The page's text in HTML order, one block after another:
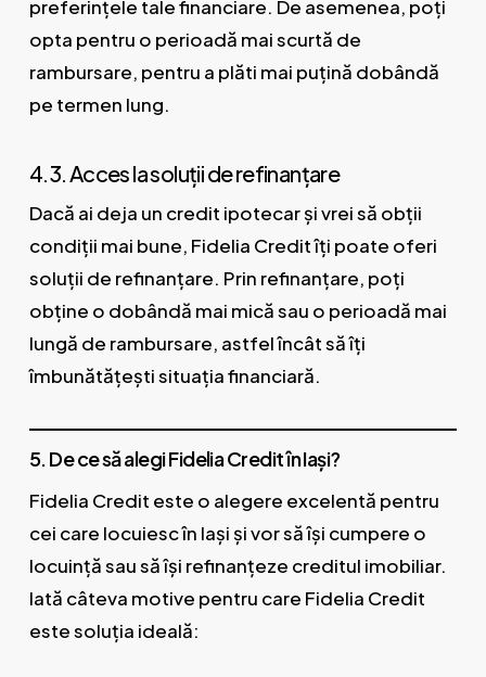
preferințele tale financiare. De asemenea, poți
opta pentru o perioadă mai scurtă de
rambursare, pentru a plăti mai puțină dobândă
pe termen lung.
4.3. Acces la soluții de refinanțare
Dacă ai deja un credit ipotecar și vrei să obții
condiții mai bune, Fidelia Credit îți poate oferi
soluții de refinanțare. Prin refinanțare, poți
obține o dobândă mai mică sau o perioadă mai
lungă de rambursare, astfel încât să îți
îmbunătățești situația financiară.
5. De ce să alegi Fidelia Credit în Iași?
Fidelia Credit este o alegere excelentă pentru
cei care locuiesc în Iași și vor să își cumpere o
locuință sau să își refinanțeze creditul imobiliar.
Iată câteva motive pentru care Fidelia Credit
este soluția ideală: